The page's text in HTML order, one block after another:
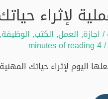
لإثراء
/ اجازة, العمل, الكتب, الوظيفة,
/
4 minutes of reading
اليوم لإثراء حياتك